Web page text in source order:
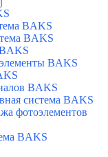
BAKS
BAKS
BAKS
BAKS
система BAKS
фотоэлементов
BAKS